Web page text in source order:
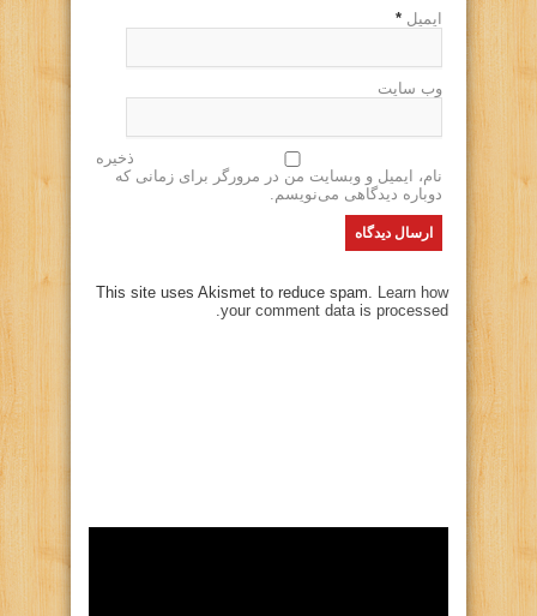
ایمیل *
وب سایت
ذخیره
نام، ایمیل و وبسایت من در مرورگر برای زمانی که
دوباره دیدگاهی می‌نویسم.
This site uses Akismet to reduce spam. Learn how
your comment data is processed.